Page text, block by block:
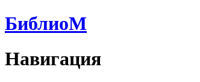
БиблиоМ
Навигация